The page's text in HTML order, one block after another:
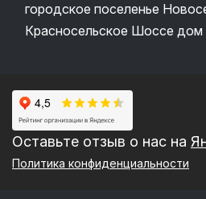
городское поселенье
Красносельское Шоссе дом
Оставьте отзыв о нас на
Политика конфиденциальности